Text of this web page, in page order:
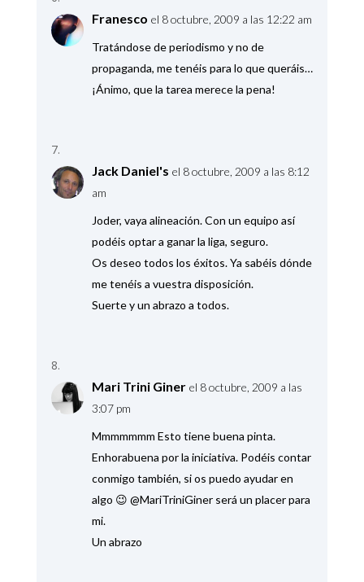
Franesco el 8 octubre, 2009 a las 12:22 am
Tratándose de periodismo y no de
propaganda, me tenéis para lo que queráis…
¡Ánimo, que la tarea merece la pena!
Jack Daniel's el 8 octubre, 2009 a las 8:12
am
Joder, vaya alineación. Con un equipo así
podéis optar a ganar la liga, seguro.
Os deseo todos los éxitos. Ya sabéis dónde
me tenéis a vuestra disposición.
Suerte y un abrazo a todos.
Mari Trini Giner el 8 octubre, 2009 a las
3:07 pm
Mmmmmmm Esto tiene buena pinta.
Enhorabuena por la iniciativa. Podéis contar
conmigo también, si os puedo ayudar en
algo 😉 @MariTriniGiner será un placer para
mi.
Un abrazo